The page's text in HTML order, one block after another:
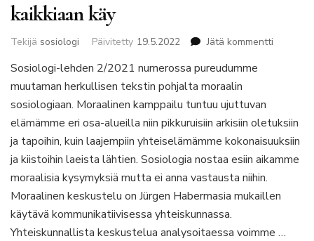
kaikkiaan käy
Tekijä sosiologi Päivitetty 19.5.2022 Jätä kommentti
ei
kerta
kaikkiaan
Sosiologi-lehden 2/2021 numerossa pureudumme
muutaman herkullisen tekstin pohjalta moraalin
sosiologiaan. Moraalinen kamppailu tuntuu ujuttuvan
elämämme eri osa-alueilla niin pikkuruisiin arkisiin oletuksiin
ja tapoihin, kuin laajempiin yhteiselämämme kokonaisuuksiin
ja kiistoihin laeista lähtien. Sosiologia nostaa esiin aikamme
moraalisia kysymyksiä mutta ei anna vastausta niihin.
Moraalinen keskustelu on Jürgen Habermasia mukaillen
käytävä kommunikatiivisessa yhteiskunnassa.
Yhteiskunnallista keskustelua analysoitaessa voimme …